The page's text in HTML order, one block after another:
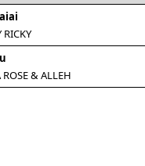
RICKY
ROSE & ALLEH